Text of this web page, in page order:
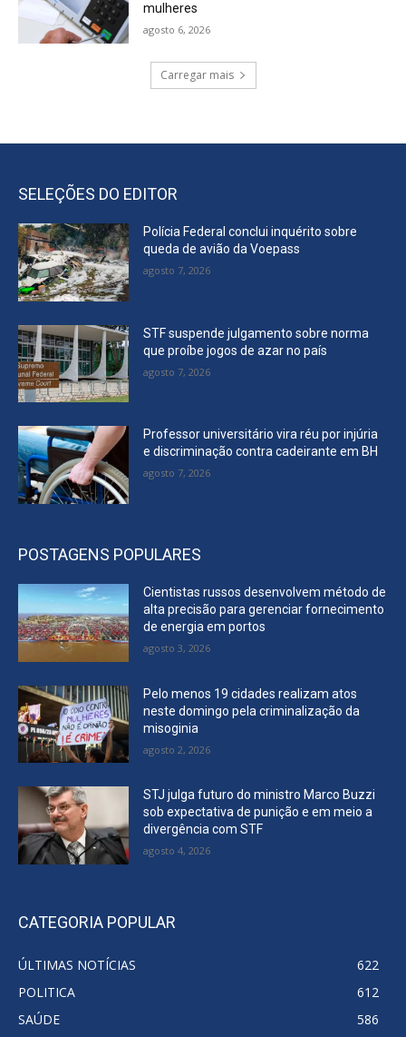
mulheres
agosto 6, 2026
Carregar mais
SELEÇÕES DO EDITOR
Polícia Federal conclui inquérito sobre
queda de avião da Voepass
agosto 7, 2026
STF suspende julgamento sobre norma
que proíbe jogos de azar no país
agosto 7, 2026
Professor universitário vira réu por injúria
e discriminação contra cadeirante em BH
agosto 7, 2026
POSTAGENS POPULARES
Cientistas russos desenvolvem método de
alta precisão para gerenciar fornecimento
de energia em portos
agosto 3, 2026
Pelo menos 19 cidades realizam atos
neste domingo pela criminalização da
misoginia
agosto 2, 2026
STJ julga futuro do ministro Marco Buzzi
sob expectativa de punição e em meio a
divergência com STF
agosto 4, 2026
CATEGORIA POPULAR
ÚLTIMAS NOTÍCIAS
622
POLITICA
612
SAÚDE
586